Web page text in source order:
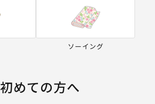
ソーイング
初めての方へ